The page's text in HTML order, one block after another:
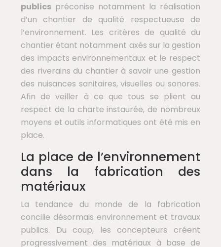
publics préconise notamment la réalisation
d’un chantier de qualité respectueuse de
l’environnement. Les critères de qualité du
chantier étant notamment axés sur la gestion
des impacts environnementaux et le respect
des riverains du chantier à savoir une gestion
des nuisances sanitaires, visuelles ou sonores.
Afin de veiller à ce que tous se plient au
respect de la charte instaurée, de nombreux
moyens et outils informatiques ont été mis en
place.
La place de l’environnement
dans la fabrication des
matériaux
La tendance du monde de la fabrication
concilie désormais environnement et travaux
publics. Du coup, les concepteurs créent
progressivement des matériaux à base de